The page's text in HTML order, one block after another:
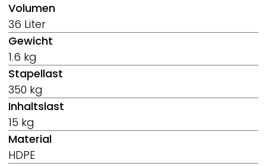
Volumen
36 Liter
Gewicht
1.6 kg
Stapellast
350 kg
Inhaltslast
15 kg
Material
HDPE